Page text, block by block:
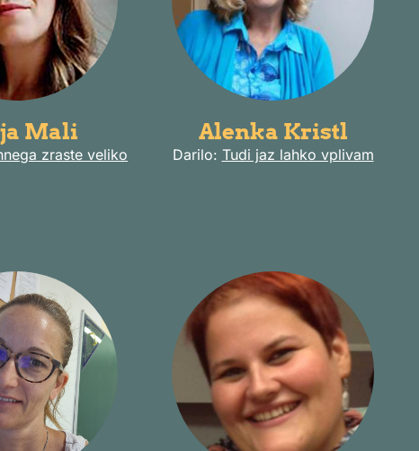
Mali
zraste veliko
Alenka Kristl
Darilo: Tudi jaz lahko vplivam